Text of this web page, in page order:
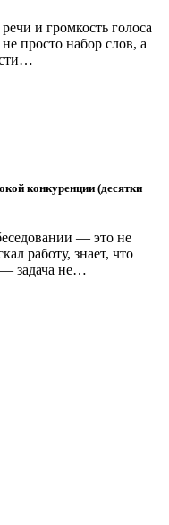
и громкость голоса
просто набор слов, а
конкуренции (десятки
— это не
работу, знает, что
— задача не…